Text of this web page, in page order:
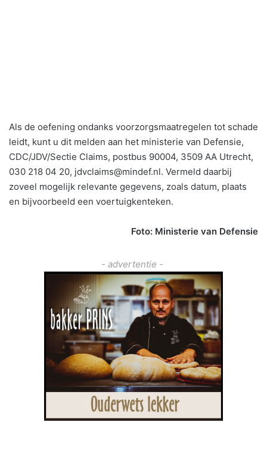
Als de oefening ondanks voorzorgsmaatregelen tot schade
leidt, kunt u dit melden aan het ministerie van Defensie,
CDC/JDV/Sectie Claims, postbus 90004, 3509 AA Utrecht,
030 218 04 20, jdvclaims@mindef.nl. Vermeld daarbij
zoveel mogelijk relevante gegevens, zoals datum, plaats
en bijvoorbeeld een voertuigkenteken.
Foto: Ministerie van Defensie
- advertentie -